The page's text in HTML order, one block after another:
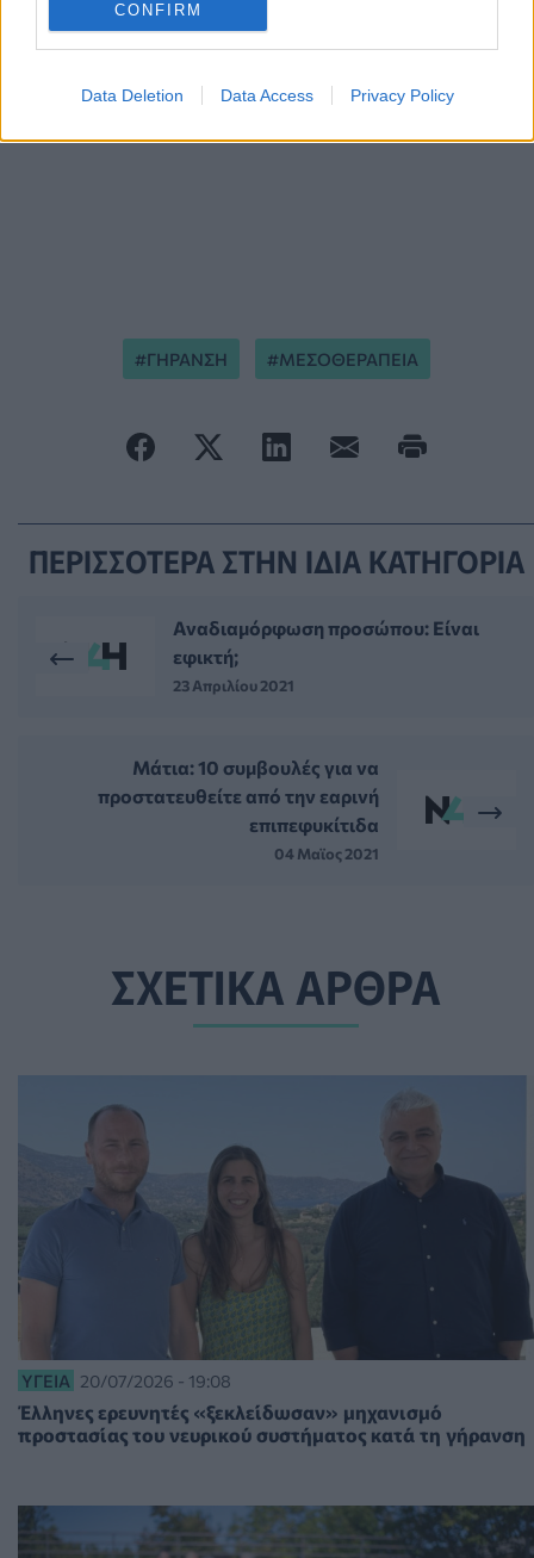
CONFIRM
Data Deletion Data Access Privacy Policy
ΓΗΡΑΝΣΗ ΜΕΣΟΘΕΡΑΠΕΙΑ
ΠΕΡΙΣΣΟΤΕΡΑ ΣΤΗΝ ΙΔΙΑ ΚΑΤΗΓΟΡΙΑ
Αναδιαμόρφωση προσώπου: Είναι
εφικτή;
23 Απριλίου 2021
Μάτια: 10 συμβουλές για να
προστατευθείτε από την εαρινή
επιπεφυκίτιδα
04 Μαϊος 2021
ΣΧΕΤΙΚΑ ΑΡΘΡΑ
ΥΓΕΊΑ 20/07/2026 - 19:08
Έλληνες ερευνητές «ξεκλείδωσαν» μηχανισμό
προστασίας του νευρικού συστήματος κατά τη γήρανση